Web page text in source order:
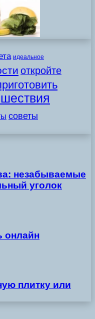
идеальное
откройте
советы
незабываемые
уголок
онлайн
плитку или